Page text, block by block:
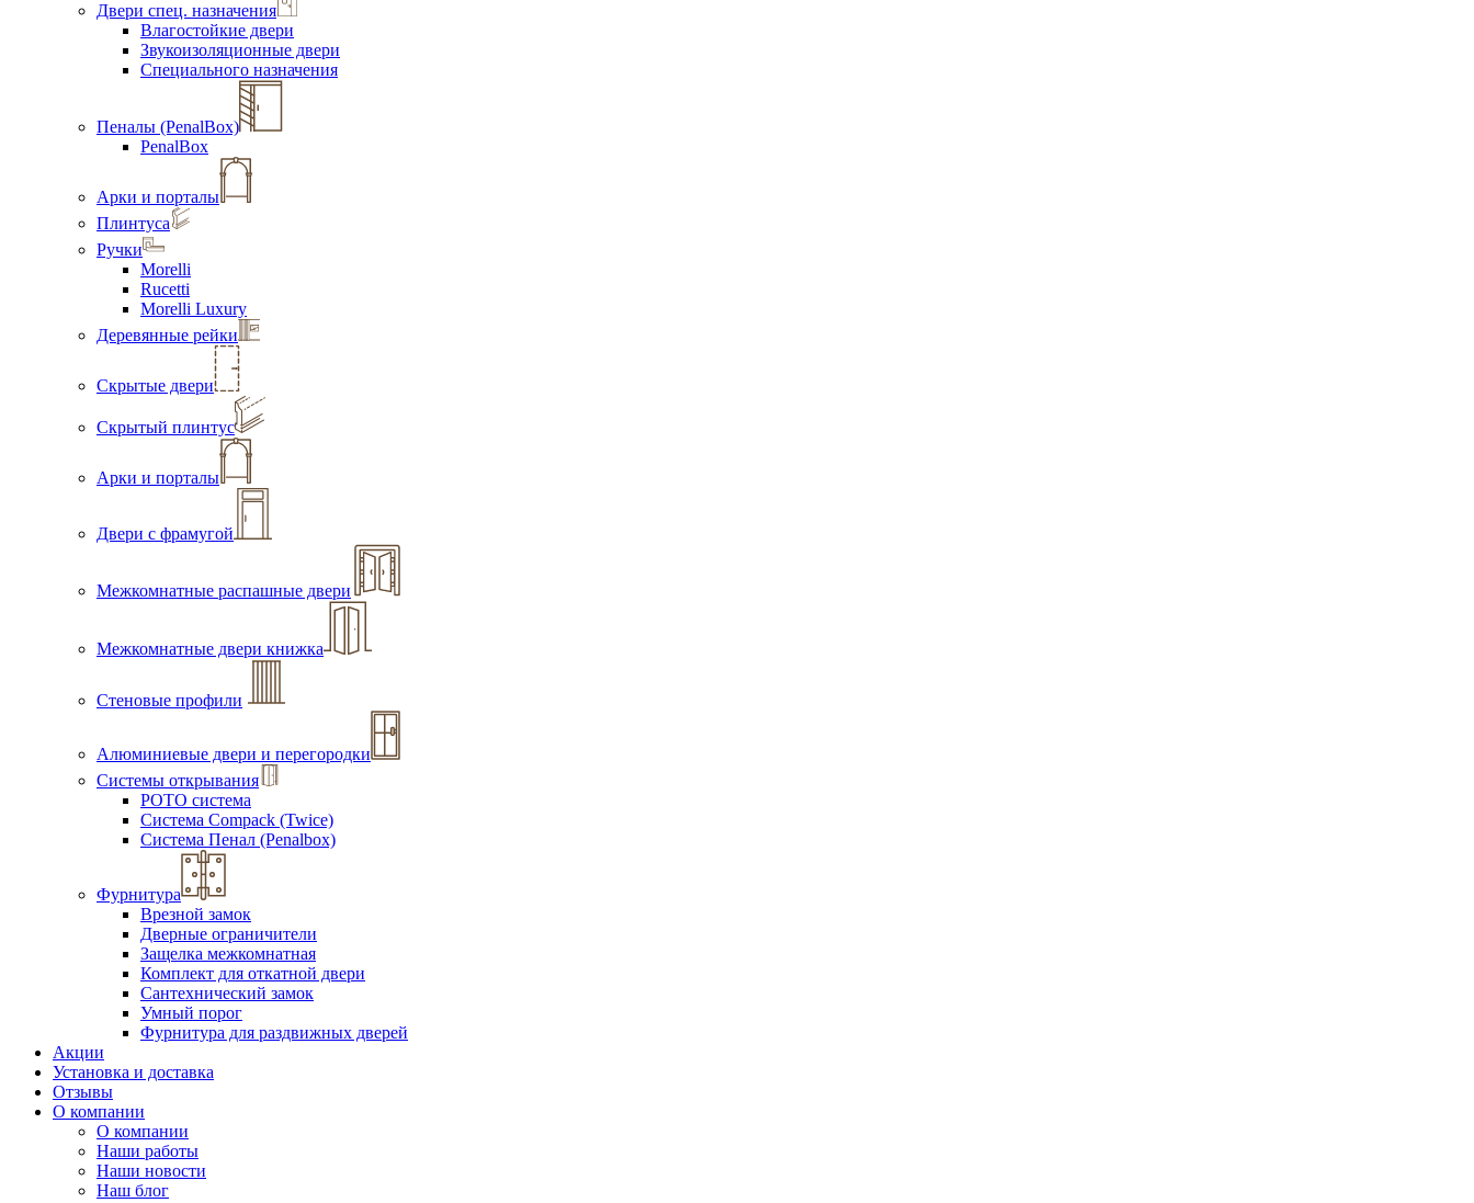
Двери спец. назначения
Влагостойкие двери
Звукоизоляционные двери
Специального назначения
Пеналы (PenalBox)
PenalBox
Арки и порталы
Плинтуса
Ручки
Morelli
Rucetti
Morelli Luxury
Деревянные рейки
Скрытые двери
Скрытый плинтус
Арки и порталы
Двери с фрамугой
Межкомнатные распашные двери
Межкомнатные двери книжка
Стеновые профили
Алюминиевые двери и перегородки
Системы открывания
РОТО система
Система Compack (Twice)
Система Пенал (Penalbox)
Фурнитура
Врезной замок
Дверные ограничители
Защелка межкомнатная
Комплект для откатной двери
Сантехнический замок
Умный порог
Фурнитура для раздвижных дверей
Акции
Установка и доставка
Отзывы
О компании
О компании
Наши работы
Наши новости
Наш блог